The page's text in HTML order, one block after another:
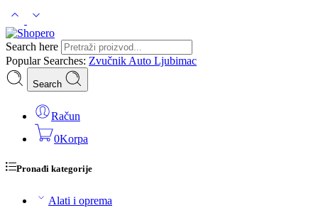
Search here
Popular Searches: Zvučnik Auto Ljubimac
Search
Račun
0Korpa
Pronađi kategorije
Alati i oprema